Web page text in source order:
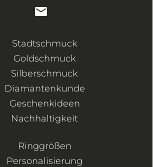
Stadtschmuck
Goldschmuck
Silberschmuck
Diamantenkunde
Geschenkideen
Nachhaltigkeit
Ringgrößen
Personalisierung